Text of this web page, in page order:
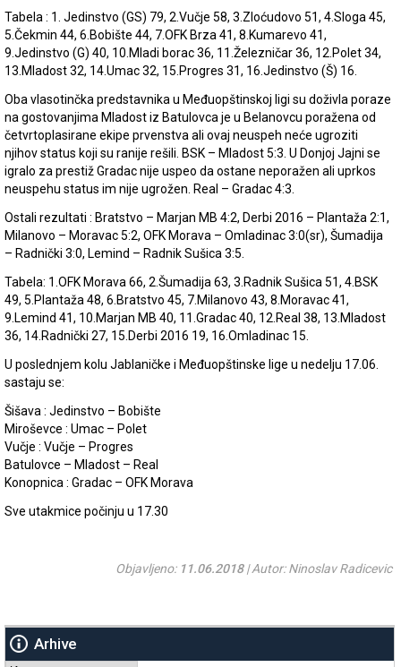
Tabela : 1. Jedinstvo (GS) 79, 2.Vučje 58, 3.Zloćudovo 51, 4.Sloga 45,
5.Čekmin 44, 6.Bobište 44, 7.OFK Brza 41, 8.Kumarevo 41,
9.Jedinstvo (G) 40, 10.Mladi borac 36, 11.Železničar 36, 12.Polet 34,
13.Mladost 32, 14.Umac 32, 15.Progres 31, 16.Jedinstvo (Š) 16.
Oba vlasotinčka predstavnika u Međuopštinskoj ligi su doživla poraze
na gostovanjima Mladost iz Batulovca je u Belanovcu poražena od
četvrtoplasirane ekipe prvenstva ali ovaj neuspeh neće ugroziti
njihov status koji su ranije rešili. BSK – Mladost 5:3. U Donjoj Jajni se
igralo za prestiž Gradac nije uspeo da ostane neporažen ali uprkos
neuspehu status im nije ugrožen. Real – Gradac 4:3.
Ostali rezultati : Bratstvo – Marjan MB 4:2, Derbi 2016 – Plantaža 2:1,
Milanovo – Moravac 5:2, OFK Morava – Omladinac 3:0(sr), Šumadija
– Radnički 3:0, Lemind – Radnik Sušica 3:5.
Tabela: 1.OFK Morava 66, 2.Šumadija 63, 3.Radnik Sušica 51, 4.BSK
49, 5.Plantaža 48, 6.Bratstvo 45, 7.Milanovo 43, 8.Moravac 41,
9.Lemind 41, 10.Marjan MB 40, 11.Gradac 40, 12.Real 38, 13.Mladost
36, 14.Radnički 27, 15.Derbi 2016 19, 16.Omladinac 15.
U poslednjem kolu Jablaničke i Međuopštinske lige u nedelju 17.06.
sastaju se:
Šišava : Jedinstvo – Bobište
Miroševce : Umac – Polet
Vučje : Vučje – Progres
Batulovce – Mladost – Real
Konopnica : Gradac – OFK Morava
Sve utakmice počinju u 17.30
Objavljeno: 11.06.2018| Autor: Ninoslav Radicevic
Arhive